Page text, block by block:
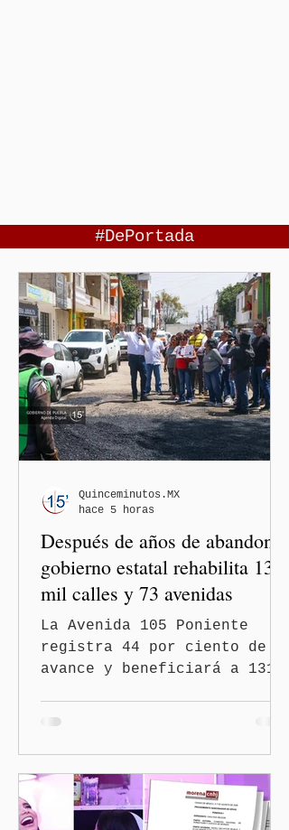
#DePortada
Después de años de abandono,
gobierno estatal rehabilita 13
mil calles y 73 avenidas
La Avenida 105 Poniente
registra 44 por ciento de
avance y beneficiará a 131
73 avenidas durante 2026,
el gobernador Alejandro
Armenta Mier supervisó la
rehabilitación de la
Quinceminutos.MX
hace 5 horas